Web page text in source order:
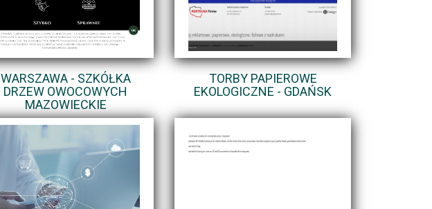
WARSZAWA - SZKÓŁKA
DRZEW OWOCOWYCH
MAZOWIECKIE
TORBY PAPIEROWE
EKOLOGICZNE - GDAŃSK